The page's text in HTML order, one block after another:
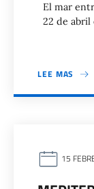
El mar
22 de
LEE MAS
15